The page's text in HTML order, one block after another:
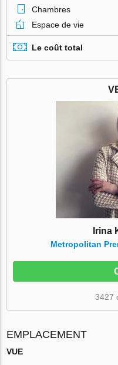
Chambres
Espace de vie
Le coût total
Irina
Metropolitan
3427
EMPLACEMENT
VUE